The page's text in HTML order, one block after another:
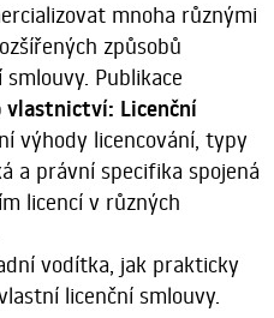
mnoha různými
způsobů
Publikace
vlastnictví: Licenční
výhody licencování, typy
a právní specifika spojená
licencí v různých
vodítka, jak prakticky
licenční smlouvy.